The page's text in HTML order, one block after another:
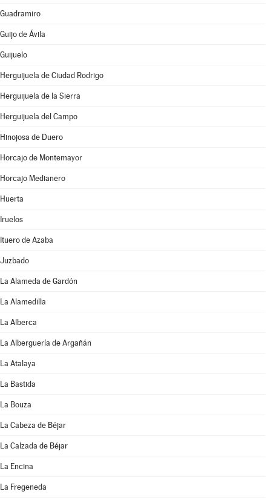
Guadramiro
Guijo de Ávila
Guijuelo
Herguijuela de Ciudad Rodrigo
Herguijuela de la Sierra
Herguijuela del Campo
Hinojosa de Duero
Horcajo de Montemayor
Horcajo Medianero
Huerta
Iruelos
Ituero de Azaba
Juzbado
La Alameda de Gardón
La Alamedilla
La Alberca
La Alberguería de Argañán
La Atalaya
La Bastida
La Bouza
La Cabeza de Béjar
La Calzada de Béjar
La Encina
La Fregeneda